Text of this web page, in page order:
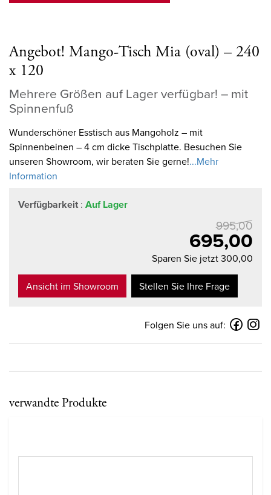
Angebot! Mango-Tisch Mia (oval) – 240
x 120
Mehrere Größen auf Lager verfügbar! – mit
Spinnenfuß
Wunderschöner Esstisch aus Mangoholz – mit
Spinnenbeinen – 4 cm dicke Tischplatte. Besuchen Sie
unseren Showroom, wir beraten Sie gerne!...Mehr
Information
Verfügbarkeit : Auf Lager
995,00
695,00
Sparen Sie jetzt 300,00
Ansicht im Showroom Stellen Sie Ihre Frage
Folgen Sie uns auf:
verwandte Produkte